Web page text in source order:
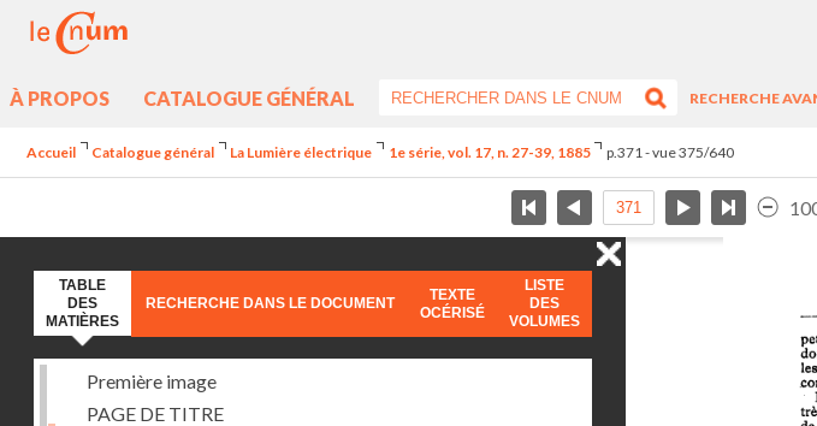
À PROPOS CATALOGUE GÉNÉRAL
RECHERCHE
Accueil Catalogue général La Lumière électrique 1e série, vol. 17, n. 27-39, 1885 p.371 - vue 375/640
TABLE
DES
MATIÈRES
RECHERCHE DANS LE DOCUMENT
TEXTE
OCÉRISÉ
LISTE
DES
VOLUMES
Première image
PAGE DE TITRE